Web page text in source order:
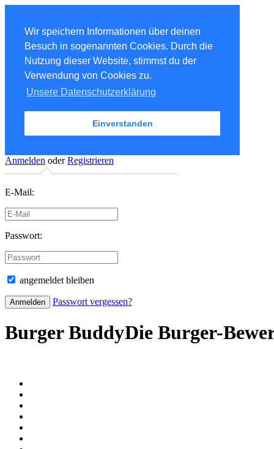
Wir speichern Informationen über deinen
Besuch in sogenannten Cookies. Durch die
Nutzung dieser Website, stimmst du der
Verwendung von Cookies zu.
Unsere Datenschutzerklärung
Einverstanden
Anmelden oder Registrieren
E-Mail:
Passwort:
angemeldet bleiben
Passwort vergessen?
Burger BuddyDie Burger-